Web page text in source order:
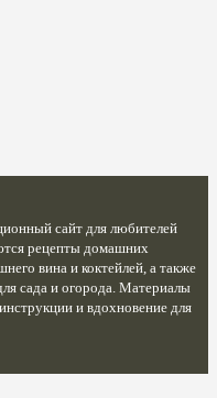
сайт для любителей
рецепты домашних
вина и коктейлей, а также
сада и огорода. Материалы
и вдохновение для